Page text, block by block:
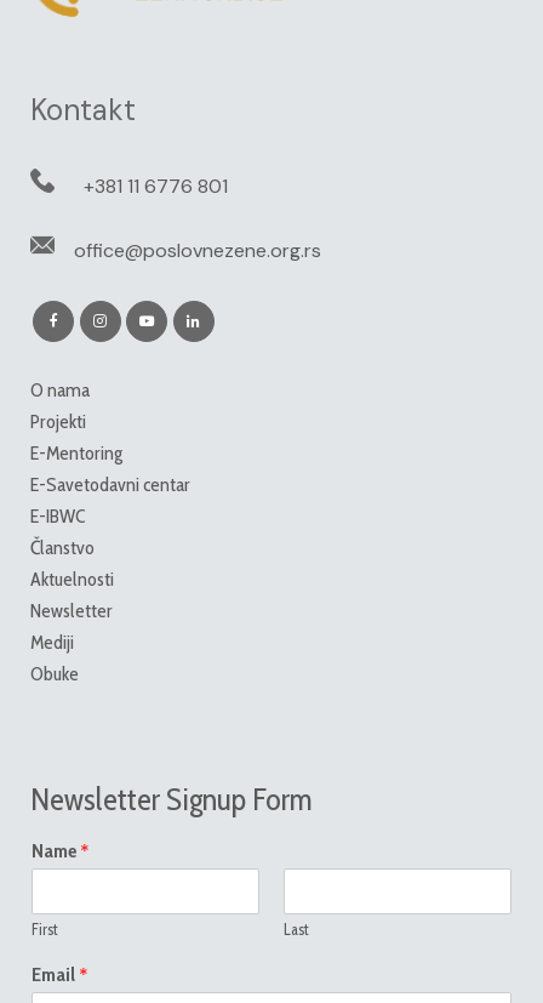
Kontakt
+381 11 6776 801
office@poslovnezene.org.rs
O nama
Projekti
E-Mentoring
E-Savetodavni centar
E-IBWC
Članstvo
Aktuelnosti
Newsletter
Mediji
Obuke
Newsletter Signup Form
Name *
First Last
Email *